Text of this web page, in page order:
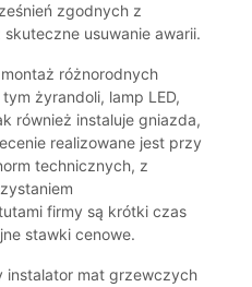
zgodnych z
usuwanie awarii.
różnorodnych
żyrandoli, lamp LED,
również instaluje gniazda,
realizowane jest przy
technicznych, z
firmy są krótki czas
stawki cenowe.
instalator mat grzewczych